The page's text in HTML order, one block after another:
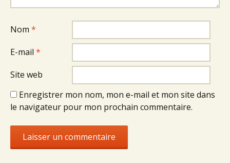
Nom *
E-mail *
Site web
Enregistrer mon nom, mon e-mail et mon site dans
le navigateur pour mon prochain commentaire.